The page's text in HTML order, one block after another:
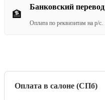
🏦
Банковский перевод
Оплата по реквизитам на р/с.
Оплата в салоне (СПб)